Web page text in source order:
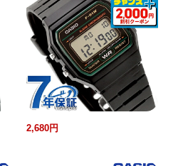
2,680円